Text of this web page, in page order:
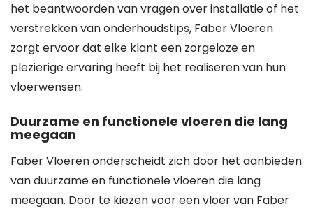
het beantwoorden van vragen over installatie of het
verstrekken van onderhoudstips, Faber Vloeren
zorgt ervoor dat elke klant een zorgeloze en
plezierige ervaring heeft bij het realiseren van hun
vloerwensen.
Duurzame en functionele vloeren die lang
meegaan
Faber Vloeren onderscheidt zich door het aanbieden
van duurzame en functionele vloeren die lang
meegaan. Door te kiezen voor een vloer van Faber